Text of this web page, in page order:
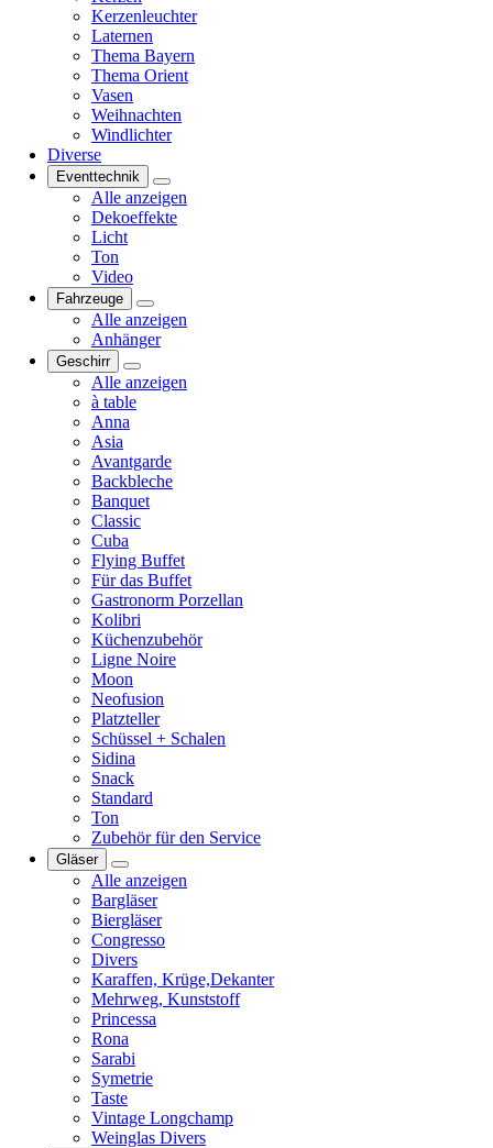
Kerzenleuchter
Laternen
Thema Bayern
Thema Orient
Vasen
Weihnachten
Windlichter
Diverse
Eventtechnik
Alle anzeigen
Dekoeffekte
Licht
Ton
Video
Fahrzeuge
Alle anzeigen
Anhänger
Geschirr
Alle anzeigen
à table
Anna
Asia
Avantgarde
Backbleche
Banquet
Classic
Cuba
Flying Buffet
Für das Buffet
Gastronorm Porzellan
Kolibri
Küchenzubehör
Ligne Noire
Moon
Neofusion
Platzteller
Schüssel + Schalen
Sidina
Snack
Standard
Ton
Zubehör für den Service
Gläser
Alle anzeigen
Bargläser
Biergläser
Congresso
Divers
Karaffen, Krüge,Dekanter
Mehrweg, Kunststoff
Princessa
Rona
Sarabi
Symetrie
Taste
Vintage Longchamp
Weinglas Divers